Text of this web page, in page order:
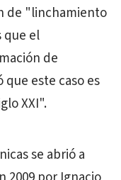
de "linchamiento
que el
de
este caso es
XXI".
se abrió a